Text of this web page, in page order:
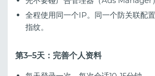
全程使用同一个IP。同一个防关联配
指纹。
第3–5天：完善个人资料